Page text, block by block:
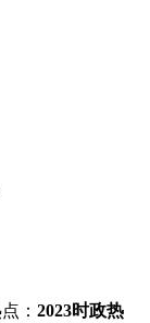
： 2023时政热